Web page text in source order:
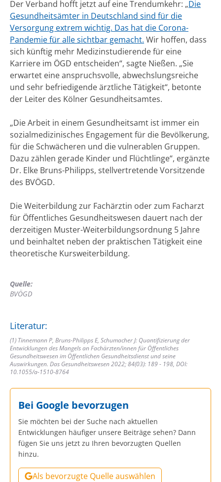
Der Verband hofft jetzt auf eine Trendumkehr: „Die
Gesundheitsämter in Deutschland sind für die
Versorgung extrem wichtig. Das hat die Corona-
Pandemie für alle sichtbar gemacht. Wir hoffen, dass
sich künftig mehr Medizinstudierende für eine
Karriere im ÖGD entscheiden“, sagte Nießen. „Sie
erwartet eine anspruchsvolle, abwechslungsreiche
und sehr befriedigende ärztliche Tätigkeit“, betonte
der Leiter des Kölner Gesundheitsamtes.
„Die Arbeit in einem Gesundheitsamt ist immer ein
sozialmedizinisches Engagement für die Bevölkerung,
für die Schwächeren und die vulnerablen Gruppen.
Dazu zählen gerade Kinder und Flüchtlinge“, ergänzte
Dr. Elke Bruns-Philipps, stellvertretende Vorsitzende
des BVÖGD.
Die Weiterbildung zur Fachärztin oder zum Facharzt
für Öffentliches Gesundheitswesen dauert nach der
derzeitigen Muster-Weiterbildungsordnung 5 Jahre
und beinhaltet neben der praktischen Tätigkeit eine
theoretische Kursweiterbildung.
Quelle:
BVÖGD
Literatur:
(1) Tinnemann P, Bruns-Philipps E, Schumacher J: Quantifizierung der
Entwicklungen des Mangels an Fachärzten/innen für Öffentliches
Gesundheitswesen im Öffentlichen Gesundheitsdienst und seine
Auswirkungen. Das Gesundheitswesen 2022; 84(03): 189 - 198, DOI:
10.1055/a-1510-8764
Bei Google bevorzugen
Sie möchten bei der Suche nach aktuellen
Entwicklungen häufiger unsere Beiträge sehen? Dann
fügen Sie uns jetzt zu Ihren bevorzugten Quellen
hinzu.
Als bevorzugte Quelle auswählen